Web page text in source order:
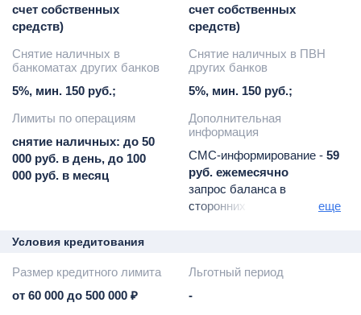
счет собственных
средств)
счет собственных
средств)
Снятие наличных в
банкоматах других банков
5%, мин. 150 руб.;
Снятие наличных в ПВН
других банков
5%, мин. 150 руб.;
Лимиты по операциям
снятие наличных: до 50
000 руб. в день, до 100
000 руб. в месяц
Дополнительная
информация
СМС-информирование -59
руб. ежемесячно
запрос баланса в
сторонних банкоматах -15
плата за неразрешенный
еще
Условия кредитования
Размер кредитного лимита
от 60 000 до 500 000 ₽
Льготный период
-